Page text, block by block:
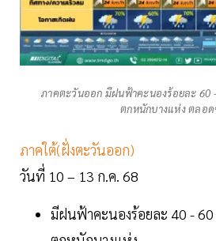
ภาคตะวันออก มีฝนฟ้าคะนองร้อยละ
ตกหนักบางแห่ง ตลอ
ภาคใต้(ฝั่งตะวันออก)
วันที่ 10 – 13 ก.ค. 68
มีฝนฟ้าคะนองร้อยละ 40 -